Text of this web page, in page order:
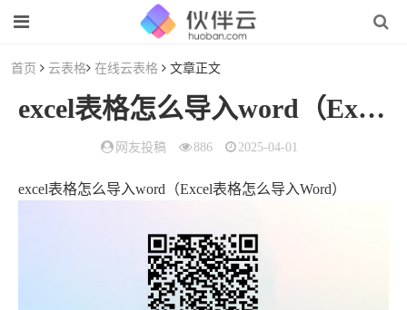
首页 云表格 在线云表格 文章正文
excel表格怎么导入word（Excel表格怎么导入Word）
网友投稿 886 2025-04-01
excel表格怎么导入word（Excel表格怎么导入Word）